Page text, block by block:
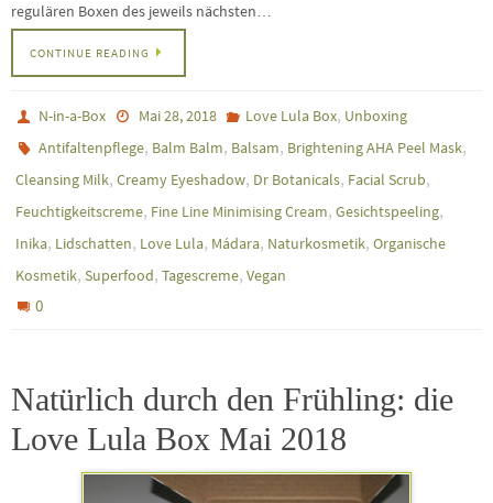
regulären Boxen des jeweils nächsten…
CONTINUE READING
N-in-a-Box Mai 28, 2018 Love Lula Box, Unboxing
Antifaltenpflege, Balm Balm, Balsam, Brightening AHA Peel Mask,
Cleansing Milk, Creamy Eyeshadow, Dr Botanicals, Facial Scrub,
Feuchtigkeitscreme, Fine Line Minimising Cream, Gesichtspeeling,
Inika, Lidschatten, Love Lula, Mádara, Naturkosmetik, Organische
Kosmetik, Superfood, Tagescreme, Vegan
0
Natürlich durch den Frühling: die
Love Lula Box Mai 2018